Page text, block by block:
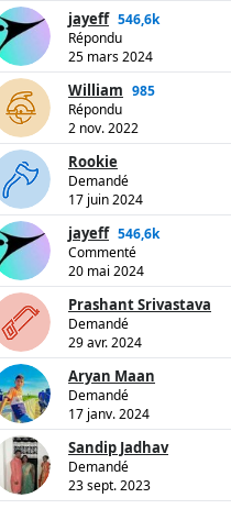
jayeff 546,6k
Répondu
25 mars 2024
William 985
Répondu
2 nov. 2022
Rookie
Demandé
17 juin 2024
jayeff 546,6k
Commenté
20 mai 2024
Prashant Srivastava
Demandé
29 avr. 2024
Aryan Maan
Demandé
17 janv. 2024
Sandip Jadhav
Demandé
23 sept. 2023